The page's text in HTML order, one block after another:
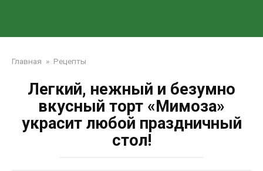
Главная » Рецепты
Легкий, нежный и безумно
вкусный торт «Мимоза»
украсит любой праздничный
стол!